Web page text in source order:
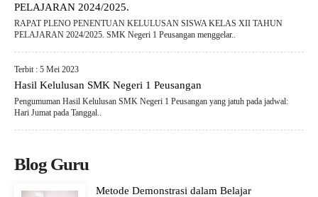
PELAJARAN 2024/2025.
RAPAT PLENO PENENTUAN KELULUSAN SISWA KELAS XII TAHUN
PELAJARAN 2024/2025. SMK Negeri 1 Peusangan menggelar..
Terbit : 5 Mei 2023
Hasil Kelulusan SMK Negeri 1 Peusangan
Pengumuman Hasil Kelulusan SMK Negeri 1 Peusangan yang jatuh pada jadwal:
Hari Jumat pada Tanggal..
Blog Guru
Metode Demonstrasi dalam Belajar